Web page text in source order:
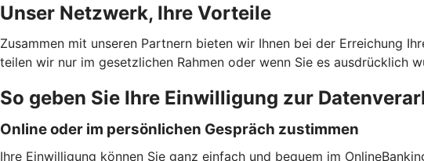
Unser Netzwerk, Ihre Vorteile
Zusammen mit unseren Partnern bieten wir Ihnen bei der Erreichung
teilen wir nur im gesetzlichen Rahmen oder wenn Sie es ausdrücklich
So geben Sie Ihre Einwilligung zur
Online oder im persönlichen Gespräch zustimmen
Ihre Einwilligung können Sie ganz einfach und bequem im